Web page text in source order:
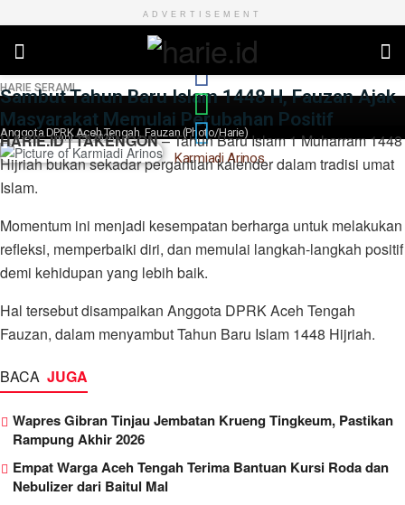
ADVERTISEMENT
HARIE SERAMI
Sambut Tahun Baru Islam 1448 H, Fauzan Ajak
Masyarakat Memulai Perubahan Positif
Karmiadi Arinos
Juni 15, 2026
Anggota DPRK Aceh Tengah, Fauzan (Photo/Harie)
HARIE.ID | TAKENGON– Tahun Baru Islam 1 Muharram 1448
Hijriah bukan sekadar pergantian kalender dalam tradisi umat
Islam.
Momentum ini menjadi kesempatan berharga untuk melakukan
refleksi, memperbaiki diri, dan memulai langkah-langkah positif
demi kehidupan yang lebih baik.
Hal tersebut disampaikan Anggota DPRK Aceh Tengah
Fauzan, dalam menyambut Tahun Baru Islam 1448 Hijriah.
BACA JUGA
Wapres Gibran Tinjau Jembatan Krueng Tingkeum, Pastikan
Rampung Akhir 2026
Empat Warga Aceh Tengah Terima Bantuan Kursi Roda dan
Nebulizer dari Baitul Mal